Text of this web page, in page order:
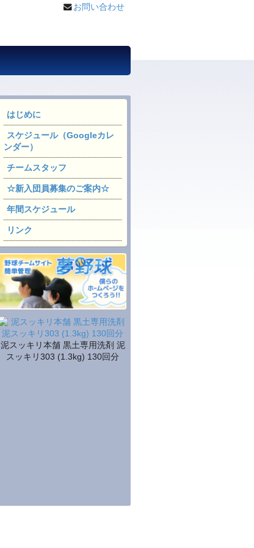
お問い合わせ
はじめに
スケジュール（Googleカレ
ンダー）
チームスタッフ
☆新入団員募集のご案内☆
年間スケジュール
リンク
泥スッキリ本舗 黒土専用洗剤 泥
スッキリ303 (1.3kg) 130回分